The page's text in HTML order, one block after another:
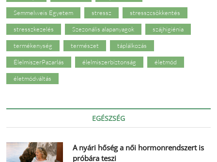
Semmelweis Egyetem stressz stresszcsökkentés
stresszkezelés Szezonális alapanyagok szájhigiénia
termékenység természet táplálkozás
ÉlelmiszerPazarlás élelmiszerbiztonság életmód
életmódváltás
EGÉSZSÉG
A nyári hőség a női hormonrendszert is
próbára teszi